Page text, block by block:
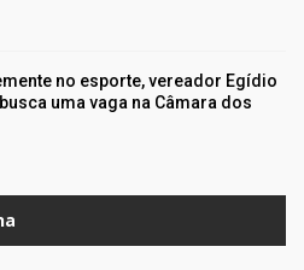
no esporte, vereador Egídio
uma vaga na Câmara dos